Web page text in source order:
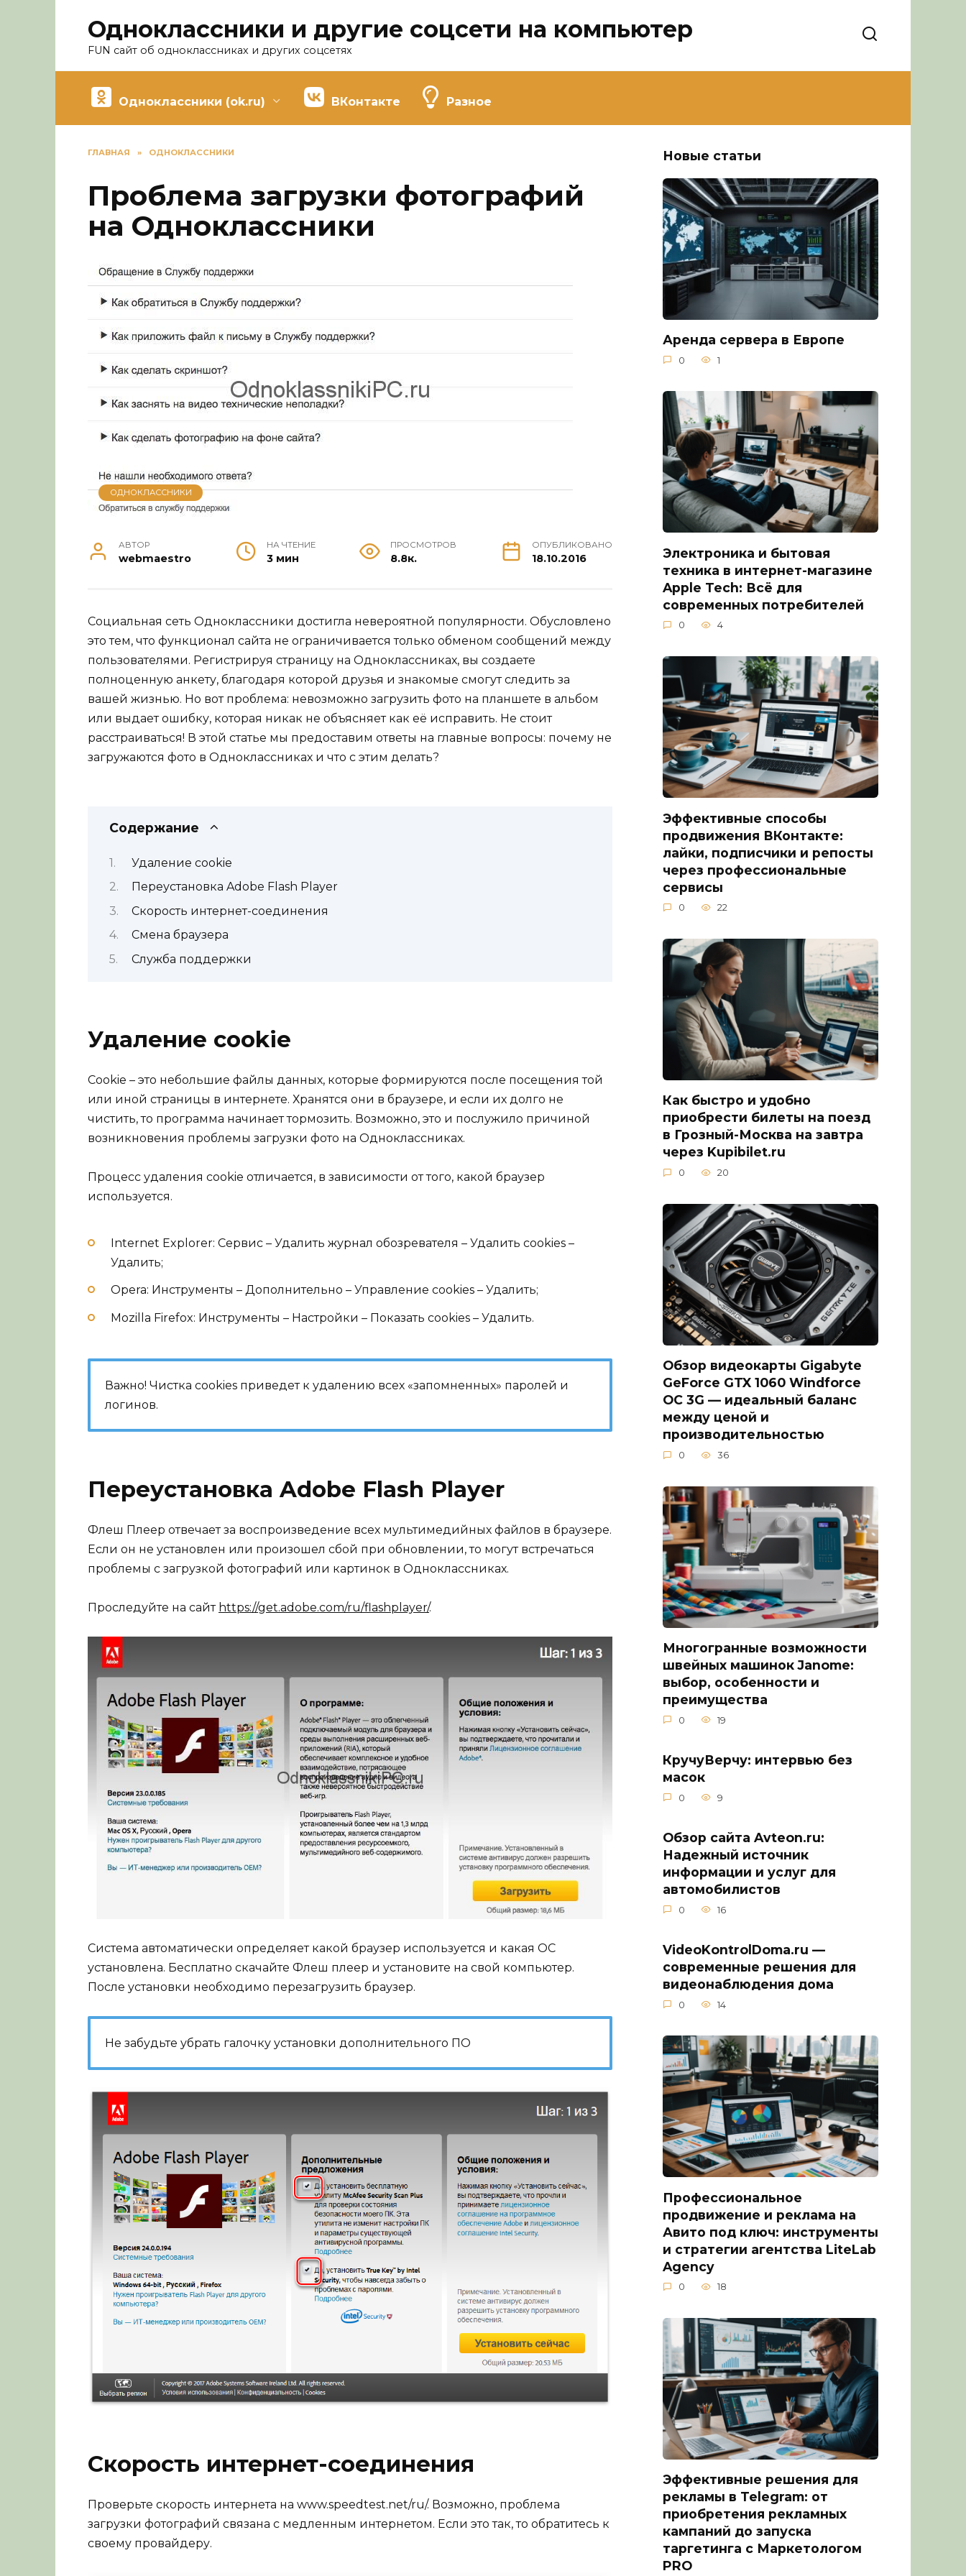
Одноклассники и другие соцсети на компьютер
FUN сайт об одноклассниках и других соцсетях
Одноклассники (ok.ru) ВКонтакте Разное
ГЛАВНАЯ » ОДНОКЛАССНИКИ
Проблема загрузки фотографий
на Одноклассники
ОДНОКЛАССНИКИ
АВТОР
webmaestro
НА ЧТЕНИЕ
3 мин
ПРОСМОТРОВ
8.8к.
ОПУБЛИКОВАНО
18.10.2016
Социальная сеть Одноклассники достигла невероятной популярности. Обусловлено
это тем, что функционал сайта не ограничивается только обменом сообщений между
пользователями. Регистрируя страницу на Одноклассниках, вы создаете
полноценную анкету, благодаря которой друзья и знакомые смогут следить за
вашей жизнью. Но вот проблема: невозможно загрузить фото на планшете в альбом
или выдает ошибку, которая никак не объясняет как её исправить. Не стоит
расстраиваться! В этой статье мы предоставим ответы на главные вопросы: почему не
загружаются фото в Одноклассниках и что с этим делать?
Содержание
Удаление cookie
Переустановка Adobe Flash Player
Скорость интернет-соединения
Смена браузера
Служба поддержки
Удаление cookie
Cookie – это небольшие файлы данных, которые формируются после посещения той
или иной страницы в интернете. Хранятся они в браузере, и если их долго не
чистить, то программа начинает тормозить. Возможно, это и послужило причиной
возникновения проблемы загрузки фото на Одноклассниках.
Процесс удаления cookie отличается, в зависимости от того, какой браузер
используется.
Internet Explorer: Сервис – Удалить журнал обозревателя – Удалить cookies –
Удалить;
Opera: Инструменты – Дополнительно – Управление cookies – Удалить;
Mozilla Firefox: Инструменты – Настройки – Показать cookies – Удалить.
Важно! Чистка cookies приведет к удалению всех «запомненных» паролей и
логинов.
Переустановка Adobe Flash Player
Флеш Плеер отвечает за воспроизведение всех мультимедийных файлов в браузере.
Если он не установлен или произошел сбой при обновлении, то могут встречаться
проблемы с загрузкой фотографий или картинок в Одноклассниках.
Проследуйте на сайт https://get.adobe.com/ru/flashplayer/.
Система автоматически определяет какой браузер используется и какая ОС
установлена. Бесплатно скачайте Флеш плеер и установите на свой компьютер.
После установки необходимо перезагрузить браузер.
Не забудьте убрать галочку установки дополнительного ПО
Скорость интернет-соединения
Проверьте скорость интернета на www.speedtest.net/ru/. Возможно, проблема
загрузки фотографий связана с медленным интернетом. Если это так, то обратитесь к
своему провайдеру.
Новые статьи
Аренда сервера в Европе
0 1
Электроника и бытовая
техника в интернет-магазине
Apple Tech: Всё для
современных потребителей
0 4
Эффективные способы
продвижения ВКонтакте:
лайки, подписчики и репосты
через профессиональные
сервисы
0 22
Как быстро и удобно
приобрести билеты на поезд
в Грозный-Москва на завтра
через Kupibilet.ru
0 20
Обзор видеокарты Gigabyte
GeForce GTX 1060 Windforce
OC 3G — идеальный баланс
между ценой и
производительностью
0 36
Многогранные возможности
швейных машинок Janome:
выбор, особенности и
преимущества
0 19
КручуВерчу: интервью без
масок
0 9
Обзор сайта Avteon.ru:
Надежный источник
информации и услуг для
автомобилистов
0 16
VideoKontrolDoma.ru —
современные решения для
видеонаблюдения дома
0 14
Профессиональное
продвижение и реклама на
Авито под ключ: инструменты
и стратегии агентства LiteLab
Agency
0 18
Эффективные решения для
рекламы в Telegram: от
приобретения рекламных
кампаний до запуска
таргетинга с Маркетологом
PRO